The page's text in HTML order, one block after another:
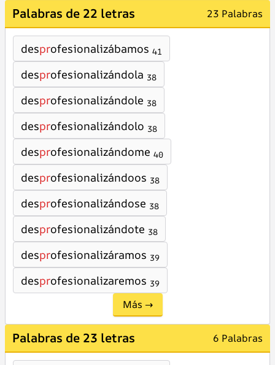
Palabras de 22 letras 23 Palabras
desprofesionalizábamos 41
desprofesionalizándola 38
desprofesionalizándole 38
desprofesionalizándolo 38
desprofesionalizándome 40
desprofesionalizándoos 38
desprofesionalizándose 38
desprofesionalizándote 38
desprofesionalizáramos 39
desprofesionalizaremos 39
Más →
Palabras de 23 letras 6 Palabras